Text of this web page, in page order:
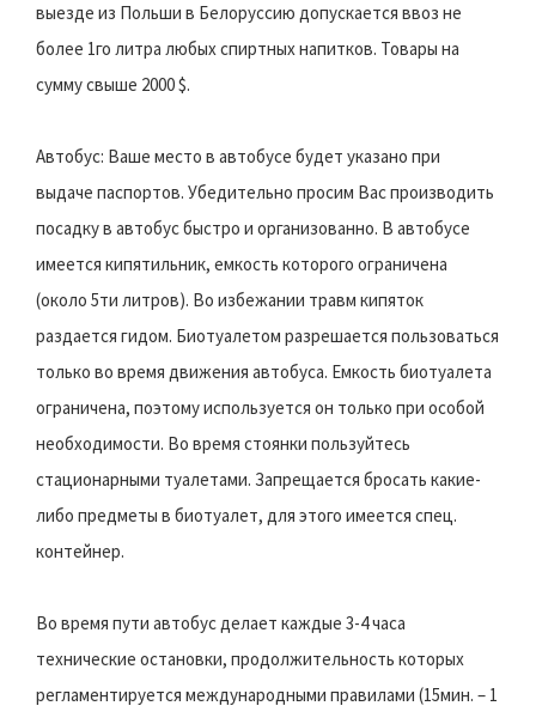
выезде из Польши в Белоруссию допускается ввоз не
более 1го литра любых спиртных напитков. Товары на
сумму свыше 2000 $.
Автобус: Ваше место в автобусе будет указано при
выдаче паспортов. Убедительно просим Вас производить
посадку в автобус быстро и организованно. В автобусе
имеется кипятильник, емкость которого ограничена
(около 5ти литров). Во избежании травм кипяток
раздается гидом. Биотуалетом разрешается пользоваться
только во время движения автобуса. Емкость биотуалета
ограничена, поэтому используется он только при особой
необходимости. Во время стоянки пользуйтесь
стационарными туалетами. Запрещается бросать какие-
либо предметы в биотуалет, для этого имеется спец.
контейнер.
Во время пути автобус делает каждые 3-4 часа
технические остановки, продолжительность которых
регламентируется международными правилами (15мин. – 1